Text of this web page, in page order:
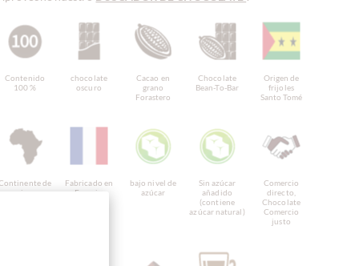
Contenido
100 %
chocolate
oscuro
Cacao en
grano
Forastero
Chocolate
Bean-To-Bar
Origen de
frijoles
Santo Tomé
de
origen
Fabricado en
Francia,
bajo nivel de
azúcar
Sin azúcar
añadido
(contiene
azúcar natural)
Comercio
directo,
Chocolate
Comercio
justo